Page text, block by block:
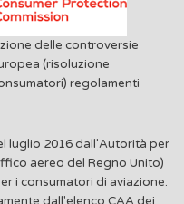
delle controversie
(risoluzione
regolamenti
luglio 2016 dall'Autorità per
aereo del Regno Unito)
i consumatori di aviazione.